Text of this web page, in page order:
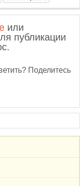
или
публикации
Поделитесь